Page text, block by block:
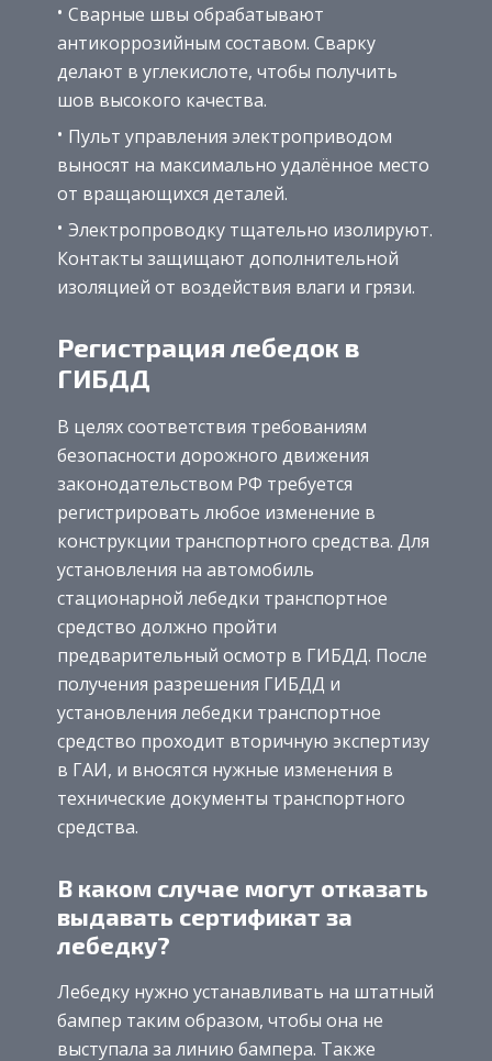
Сварные швы обрабатывают
антикоррозийным составом. Сварку
делают в углекислоте, чтобы получить
шов высокого качества.
Пульт управления электроприводом
выносят на максимально удалённое место
от вращающихся деталей.
Электропроводку тщательно изолируют.
Контакты защищают дополнительной
изоляцией от воздействия влаги и грязи.
Регистрация лебедок в
ГИБДД
В целях соответствия требованиям
безопасности дорожного движения
законодательством РФ требуется
регистрировать любое изменение в
конструкции транспортного средства. Для
установления на автомобиль
стационарной лебедки транспортное
средство должно пройти
предварительный осмотр в ГИБДД. После
получения разрешения ГИБДД и
установления лебедки транспортное
средство проходит вторичную экспертизу
в ГАИ, и вносятся нужные изменения в
технические документы транспортного
средства.
В каком случае могут отказать
выдавать сертификат за
лебедку?
Лебедку нужно устанавливать на штатный
бампер таким образом, чтобы она не
выступала за линию бампера. Также